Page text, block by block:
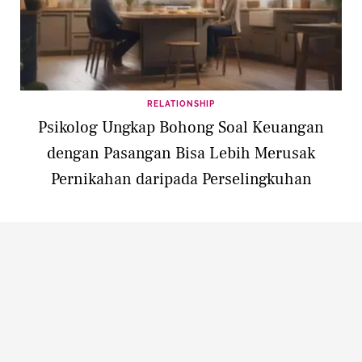
RELATIONSHIP
Psikolog Ungkap Bohong Soal Keuangan
dengan Pasangan Bisa Lebih Merusak
Pernikahan daripada Perselingkuhan